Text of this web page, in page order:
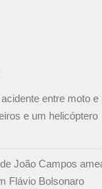
entre moto
e um helicóptero
João Campos
Flávio Bolsonaro